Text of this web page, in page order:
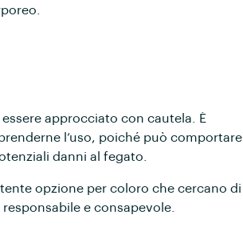
approcciato con cautela. È
l’uso, poiché può comportare
danni al fegato.
opzione per coloro che cercano di
e consapevole.